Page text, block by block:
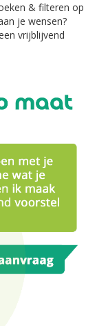
& filteren op
je wensen?
vrijblijvend